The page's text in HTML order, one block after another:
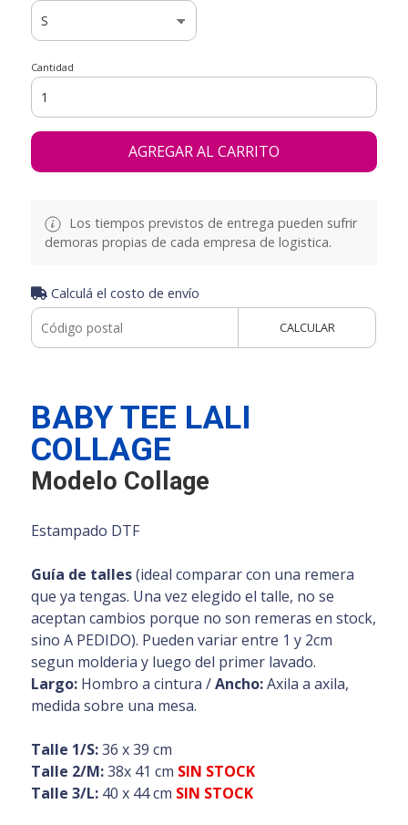
Cantidad
AGREGAR AL CARRITO
Los tiempos previstos de entrega pueden sufrir
demoras propias de cada empresa de logistica.
Calculá el costo de envío
CALCULAR
BABY TEE LALI
COLLAGE
Modelo Collage
Estampado DTF
Guía de talles(ideal comparar con una remera
que ya tengas. Una vez elegido el talle, no se
aceptan cambios porque no son remeras en stock,
sino A PEDIDO). Pueden variar entre 1 y 2cm
segun molderia y luego del primer lavado.
Largo:Hombro a cintura /Ancho:Axila a axila,
medida sobre una mesa.
Talle 1/S:36 x 39 cm
Talle 2/M:38x 41 cm SIN STOCK
Talle 3/L:40 x 44 cm SIN STOCK